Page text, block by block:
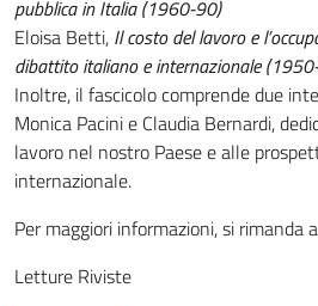
pubblica in Italia (1960-90)
Eloisa Betti, Il costo del lavoro e
dibattito italiano e internazionale
Inoltre, il fascicolo comprende due
Monica Pacini e Claudia Bernardi,
lavoro nel nostro Paese e alle
internazionale.
Per maggiori informazioni, si rimanda
Letture Riviste